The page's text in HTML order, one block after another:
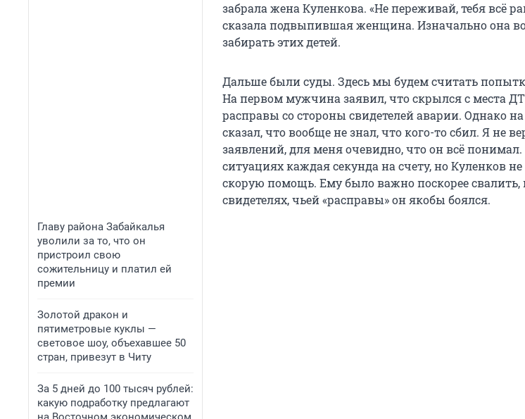
Главу района Забайкалья
уволили за то, что он
пристроил свою
сожительницу и платил ей
премии
Золотой дракон и
пятиметровые куклы —
световое шоу, объехавшее 50
стран, привезут в Читу
За 5 дней до 100 тысяч рублей:
какую подработку предлагают
забрала жена Куленкова. «Не переживай, тебя всё
сказала подвыпившая женщина. Изначально она
забирать этих детей.
Дальше были суды. Здесь мы будем считать
На первом мужчина заявил, что скрылся с места
расправы со стороны свидетелей аварии. Однако
сказал, что вообще не знал, что кого-то сбил. Я не
заявлений, для меня очевидно, что он всё
ситуациях каждая секунда на счету, но Куленков
скорую помощь. Ему было важно поскорее свалить,
свидетелях, чьей «расправы» он якобы боялся.